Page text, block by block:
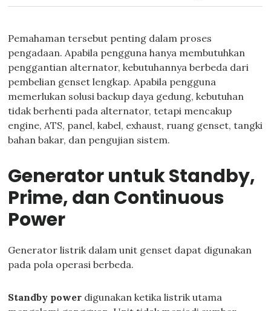
Pemahaman tersebut penting dalam proses
pengadaan. Apabila pengguna hanya membutuhkan
penggantian alternator, kebutuhannya berbeda dari
pembelian genset lengkap. Apabila pengguna
memerlukan solusi backup daya gedung, kebutuhan
tidak berhenti pada alternator, tetapi mencakup
engine, ATS, panel, kabel, exhaust, ruang genset, tangki
bahan bakar, dan pengujian sistem.
Generator untuk Standby,
Prime, dan Continuous
Power
Generator listrik dalam unit genset dapat digunakan
pada pola operasi berbeda.
Standby power digunakan ketika listrik utama